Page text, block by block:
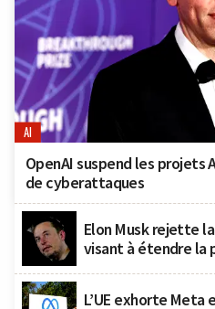
AI
OpenAI suspend les projets
de cyberattaques
Elon Musk rejette
visant à étendre la
L’UE exhorte